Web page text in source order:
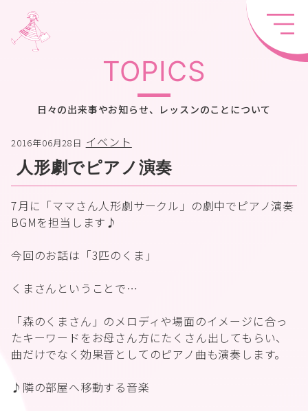
TOPICS
日々の出来事やお知らせ、レッスンのことについて
2016年06月28日 イベント
人形劇でピアノ演奏
7月に「ママさん人形劇サークル」の劇中でピアノ演奏
BGMを担当します♪
今回のお話は「3匹のくま」
くまさんということで…
「森のくまさん」のメロディや場面のイメージに合っ
たキーワードをお母さん方にたくさん出してもらい、
曲だけでなく効果音としてのピアノ曲も演奏します。
♪隣の部屋へ移動する音楽